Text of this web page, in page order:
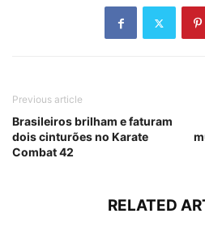
Previous article
Brasileiros brilham e faturam
dois cinturões no Karate
Combat 42
RELATED